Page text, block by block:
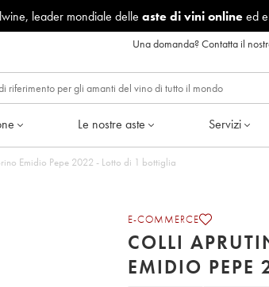
leader mondiale delle aste di vini onlineed
Una domanda?Contatta il
Le nostre aste Servizi
Emidio Pepe 2022 - Lotto di 1 bottiglia
E-COMMERCE
COLLI
EMIDIO PEPE